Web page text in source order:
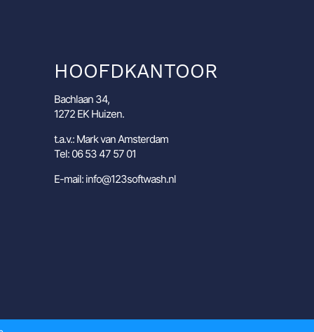
HOOFDKANTOOR
Bachlaan 34,
1272 EK Huizen.
t.a.v.: Mark van Amsterdam
Tel: 06 53 47 57 01
E-mail: info@123softwash.nl